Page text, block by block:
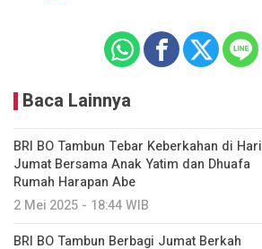
Baca Lainnya
BRI BO Tambun Tebar Keberkahan di Hari
Jumat Bersama Anak Yatim dan Dhuafa
Rumah Harapan Abe
2 Mei 2025 - 18:44 WIB
BRI BO Tambun Berbagi Jumat Berkah